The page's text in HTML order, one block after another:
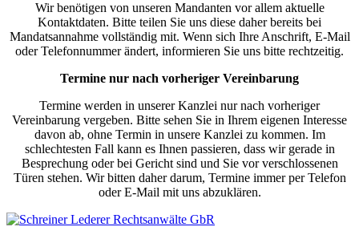
Wir benötigen von unseren Mandanten vor allem aktuelle
Kontaktdaten. Bitte teilen Sie uns diese daher bereits bei
Mandatsannahme vollständig mit. Wenn sich Ihre Anschrift, E-Mail
oder Telefonnummer ändert, informieren Sie uns bitte rechtzeitig.
Termine nur nach vorheriger Vereinbarung
Termine werden in unserer Kanzlei nur nach vorheriger
Vereinbarung vergeben. Bitte sehen Sie in Ihrem eigenen Interesse
davon ab, ohne Termin in unsere Kanzlei zu kommen. Im
schlechtesten Fall kann es Ihnen passieren, dass wir gerade in
Besprechung oder bei Gericht sind und Sie vor verschlossenen
Türen stehen. Wir bitten daher darum, Termine immer per Telefon
oder E-Mail mit uns abzuklären.